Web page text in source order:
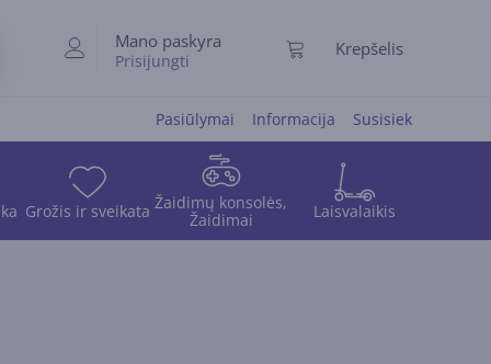
Mano paskyra
Prisijungti
Krepšelis
Pasiūlymai Informacija Susisiek
Grožis ir sveikata Žaidimų konsolės,
Žaidimai
Laisvalaikis